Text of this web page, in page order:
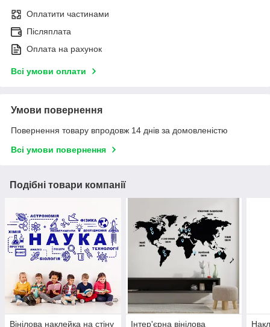
Оплатити частинами
Післяплата
Оплата на рахунок
Всі умови оплати
Умови повернення
Повернення товару впродовж 14 днів за домовленістю
Всі умови повернення
Подібні товари компанії
Вінілова наклейка на стіну
Інтер'єрна вінілова